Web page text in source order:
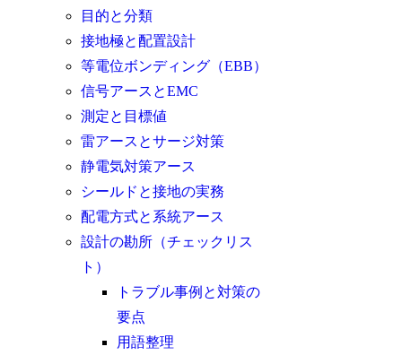
目的と分類
接地極と配置設計
等電位ボンディング（EBB）
信号アースとEMC
測定と目標値
雷アースとサージ対策
静電気対策アース
シールドと接地の実務
配電方式と系統アース
設計の勘所（チェックリス
ト）
トラブル事例と対策の
要点
用語整理